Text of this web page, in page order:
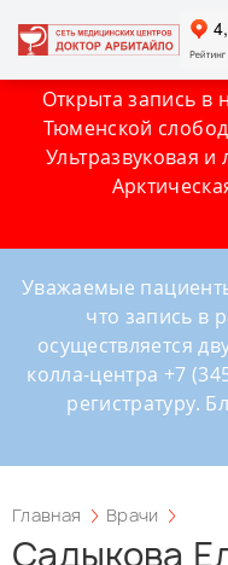
Открыта запись в
Тюменской
Ультразвуковая и
Уважаемые
что запись в
осуществляется
колла-центра +7
регистратуру.
Главная Врачи
Садыкова